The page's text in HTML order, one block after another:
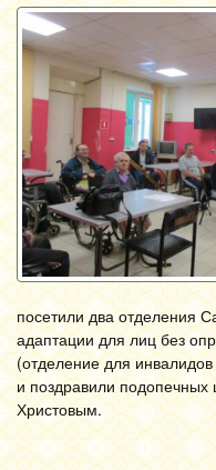
посетили два отделения
адаптации для лиц без
(отделение для
и поздравили
Христовым.